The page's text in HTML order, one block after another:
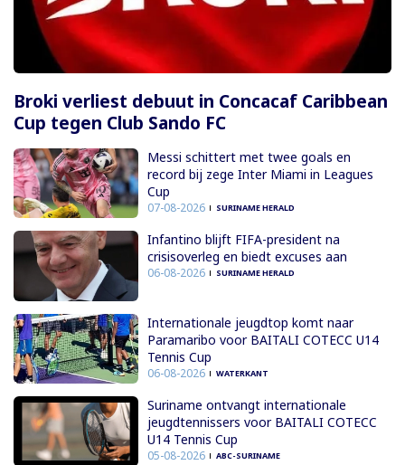
Broki verliest debuut in Concacaf Caribbean
Cup tegen Club Sando FC
Messi schittert met twee goals en
record bij zege Inter Miami in Leagues
Cup
07-08-2026 SURINAME HERALD
Infantino blijft FIFA-president na
crisisoverleg en biedt excuses aan
06-08-2026 SURINAME HERALD
Internationale jeugdtop komt naar
Paramaribo voor BAITALI COTECC U14
Tennis Cup
06-08-2026 WATERKANT
Suriname ontvangt internationale
jeugdtennissers voor BAITALI COTECC
U14 Tennis Cup
05-08-2026 ABC-SURINAME